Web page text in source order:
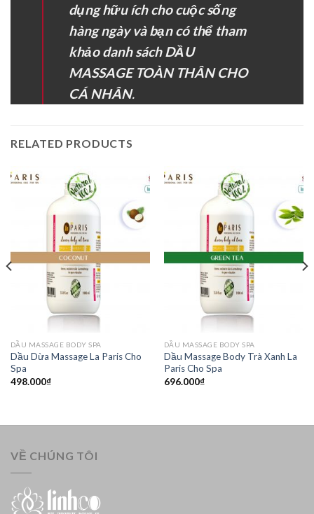
dụng hữu ích cho cuộc sống
hàng ngày và bạn có thể tham
khảo danh sáchDẦU
MASSAGE TOÀN THÂN CHO
CÁ NHÂN.
RELATED PRODUCTS
DẦU MASSAGE BODY SPA
Dầu Dừa Massage La Paris Cho
Spa
498.000₫
DẦU MASSAGE BODY SPA
Dầu Massage Body Trà Xanh La
Paris Cho Spa
696.000₫
VỀ CHÚNG TÔI